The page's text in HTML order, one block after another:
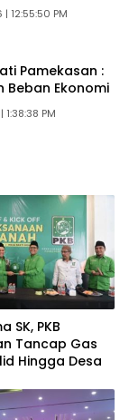
12:55:50 PM
Pamekasan :
Beban Ekonomi
PM
SK, PKB
Tancap Gas
Hingga Desa